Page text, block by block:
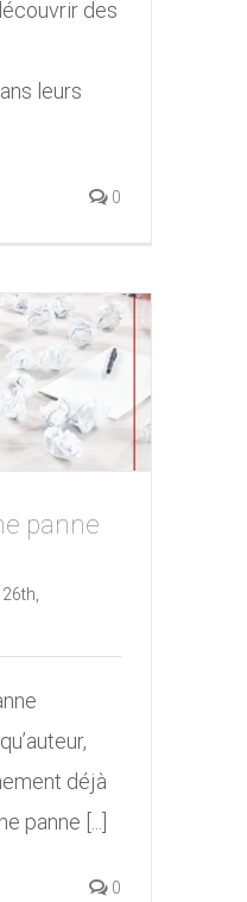
des
leurs
0
panne
panne
déjà
panne [...]
0